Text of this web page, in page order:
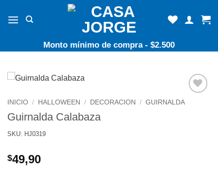
Monto mínimo de compra - $2.500
Añadir
INICIO / HALLOWEEN / DECORACION / GUIRNALDA
Guirnalda Calabaza
SKU: HJ0319
$49,90